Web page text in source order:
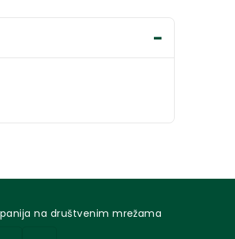
na društvenim mrežama